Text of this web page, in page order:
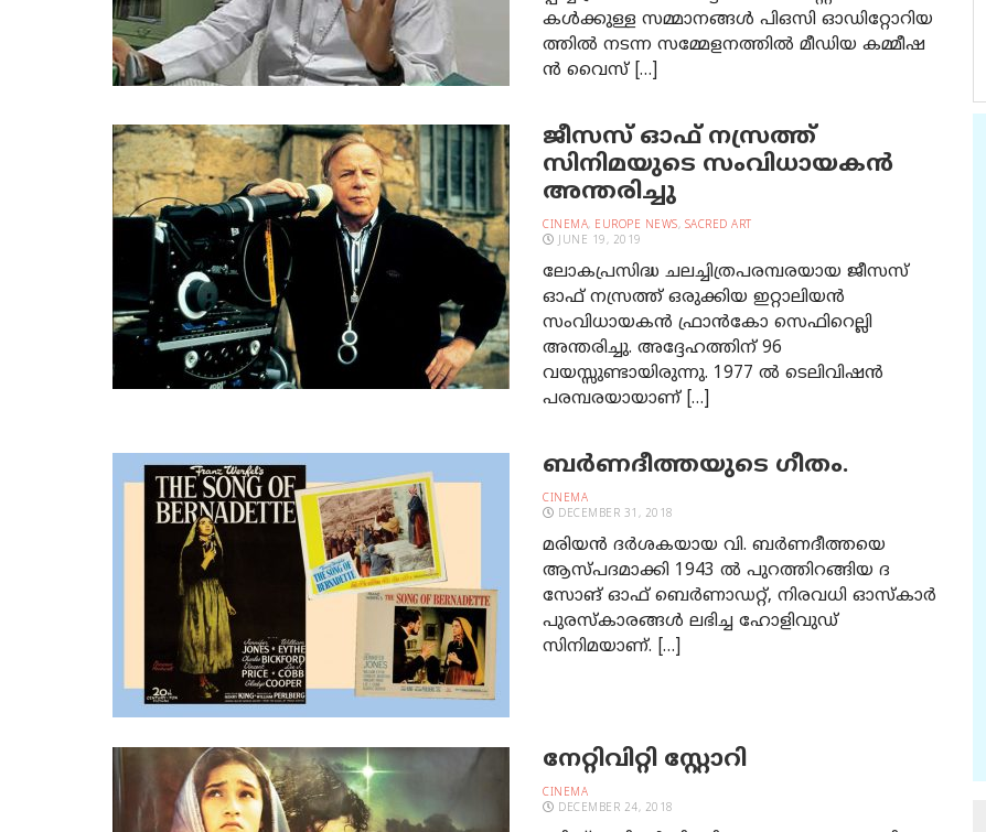
ക​​​ൾ​​​ക്കു​​​ള്ള സ​​​മ്മാ​​​ന​​​ങ്ങ​​​ൾ പി​​​ഒ​​​സി ഓ​​​ഡി​​​റ്റോ​​​റി​​​യ​​​
ത്തി​​​ൽ ന​​​ട​​​ന്ന സ​​​മ്മേ​​​ള​​​ന​​​ത്തി​​​ൽ മീ​​​ഡി​​​യ ക​​​മ്മീ​​​ഷ​​​
ൻ വൈ​​​സ് […]
ജീസസ് ഓഫ് നസ്രത്ത്
സിനിമയുടെ സംവിധായകന്‍
അന്തരിച്ചു
CINEMA, EUROPE NEWS, SACRED ART
JUNE 19, 2019
ലോകപ്രസിദ്ധ ചലച്ചിത്രപരമ്പരയായ ജീസസ്
ഓഫ് നസ്രത്ത് ഒരുക്കിയ ഇറ്റാലിയന്‍
സംവിധായകന്‍ ഫ്രാന്‍കോ സെഫിറെല്ലി
അന്തരിച്ചു. അദ്ദേഹത്തിന് 96
വയസ്സുണ്ടായിരുന്നു. 1977 ല്‍ ടെലിവിഷന്‍
പരമ്പരയായാണ് […]
ബര്‍ണദീത്തയുടെ ഗീതം.
CINEMA
DECEMBER 31, 2018
മരിയന്‍ ദര്‍ശകയായ വി. ബര്‍ണദീത്തയെ
ആസ്പദമാക്കി 1943 ല്‍ പുറത്തിറങ്ങിയ ദ
സോങ് ഓഫ് ബെര്‍ണാഡറ്റ്, നിരവധി ഓസ്‌കാര്‍
പുരസ്‌കാരങ്ങള്‍ ലഭിച്ച ഹോളിവുഡ്
സിനിമയാണ്. […]
നേറ്റിവിറ്റി സ്റ്റോറി
CINEMA
DECEMBER 24, 2018